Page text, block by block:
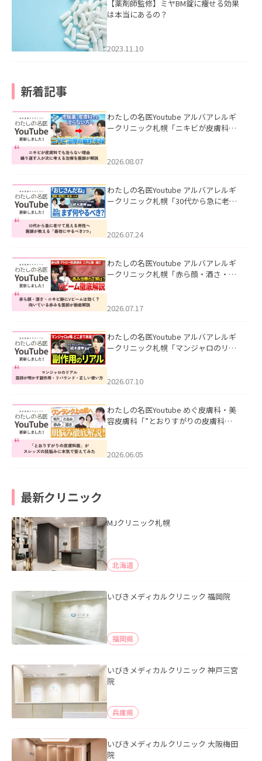
【薬剤師監修】ミヤBM錠に痩せる効果
は本当にあるの？
2023.11.10
新着記事
わたしの名医Youtube アルバアレルギ
ークリニック札幌「ニキビが皮膚科で
ました。
2026.08.07
わたしの名医Youtube アルバアレルギ
ークリニック札幌「30代から急に老け
た。
2026.07.24
わたしの名医Youtube アルバアレルギ
ークリニック札幌「赤ら顔・酒さ・ニ
した。
2026.07.17
わたしの名医Youtube アルバアレルギ
ークリニック札幌「マンジャロのリア
た。
2026.07.10
わたしの名医Youtube めぐ皮膚科・美
容皮膚科「”とおりすがりの皮膚科
2026.06.05
最新クリニック
MJクリニック札幌
北海道
いびきメディカルクリニック 福岡院
福岡県
いびきメディカルクリニック 神戸三宮
院
兵庫県
いびきメディカルクリニック 大阪梅田
院